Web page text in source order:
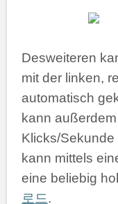
Desweiteren
mit der linken,
automatisch
kann
Klicks/
kann mittels
eine beliebig
로드.